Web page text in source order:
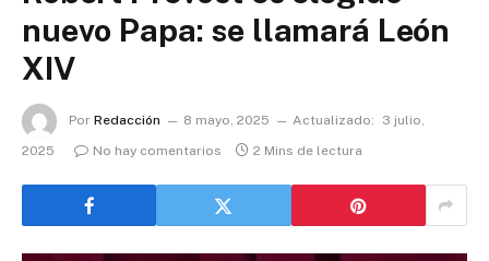
nuevo Papa: se llamará León
XIV
Por Redacción 8 mayo, 2025 Actualizado:
3 julio,
2025
No hay comentarios 2 Mins de lectura